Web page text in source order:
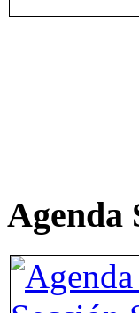
Agenda